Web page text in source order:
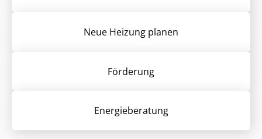
Neue Heizung planen
Förderung
Energieberatung